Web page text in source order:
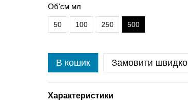
Об'єм мл
50 100 250 500
В кошик Замовити швидко
Характеристики